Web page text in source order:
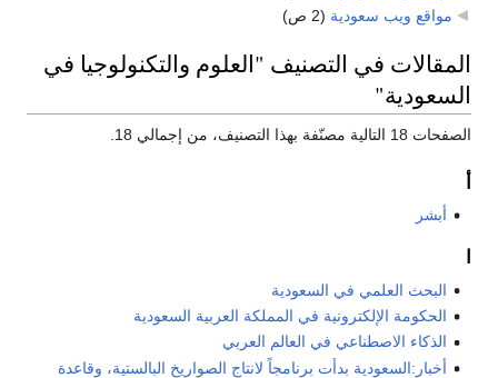
مواقع ويب سعودية (2 ص)
المقالات في التصنيف "العلوم والتكنولوجيا في
السعودية"
الصفحات 18 التالية مصنّفة بهذا التصنيف، من إجمالي 18.
أبشر
البحث العلمي في السعودية
الحكومة الإلكترونية في المملكة العربية السعودية
الذكاء الاصطناعي في العالم العربي
أخبار:السعودية بدأت برنامجاً لانتاج الصواريخ البالستية، وقاعدة